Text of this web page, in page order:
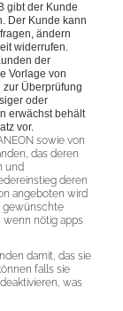
gibt der Kunde
Der Kunde kann
ändern
widerrufen.
der
Vorlage von
Überprüfung
oder
erwächst behält
vor.
sowie von
das deren
und
deren
angeboten wird
gewünschte
wenn nötig apps
damit, das sie
falls sie
was